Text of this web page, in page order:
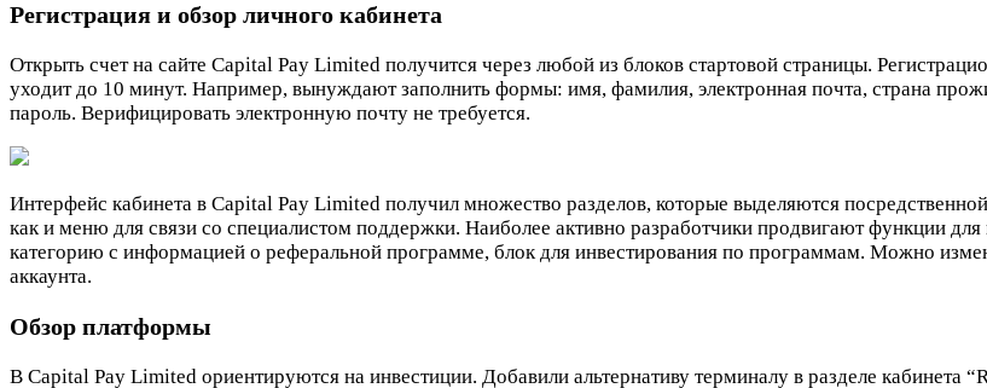
Регистрация и обзор личного кабинета
Открыть счет на сайте Capital Pay Limited получится через любой из блоков стартовой страницы.
уходит до 10 минут. Например, вынуждают заполнить формы: имя, фамилия, электронная почта, страна
пароль. Верифицировать электронную почту не требуется.
Интерфейс кабинета в Capital Pay Limited получил множество разделов, которые выделяются
как и меню для связи со специалистом поддержки. Наиболее активно разработчики продвигают функции
категорию с информацией о реферальной программе, блок для инвестирования по программам. Можно
аккаунта.
Обзор платформы
В Capital Pay Limited ориентируются на инвестиции. Добавили альтернативу терминалу в разделе кабинета